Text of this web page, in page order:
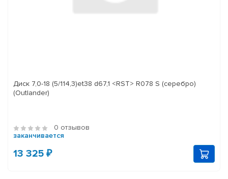
Диск 7,0-18 (5/114,3)et38 d67,1 <RST> R078 S (серебро)
(Outlander)
0 отзывов
заканчивается
13 325 ₽